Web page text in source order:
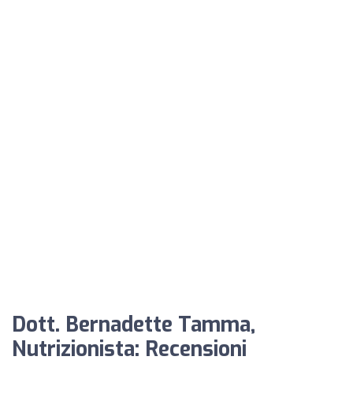
Dott. Bernadette Tamma,
Nutrizionista: Recensioni